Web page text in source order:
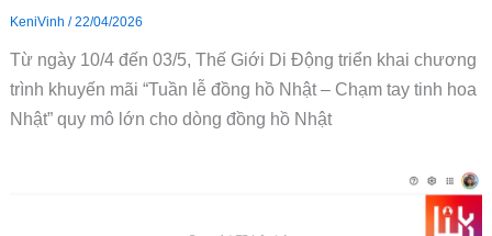
KeniVinh /22/04/2026
Từ ngày 10/4 đến 03/5, Thế Giới Di Động triển khai chương
trình khuyến mãi “Tuần lễ đồng hồ Nhật – Chạm tay tinh hoa
Nhật” quy mô lớn cho dòng đồng hồ Nhật